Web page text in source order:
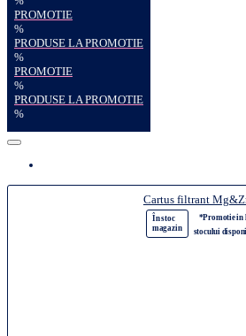
PROMOTIE
%
PRODUSE LA PROMOTIE
%
PROMOTIE
%
PRODUSE LA PROMOTIE
%
Cartus filtrant
În stoc
magazin
*Promotie in
stocului